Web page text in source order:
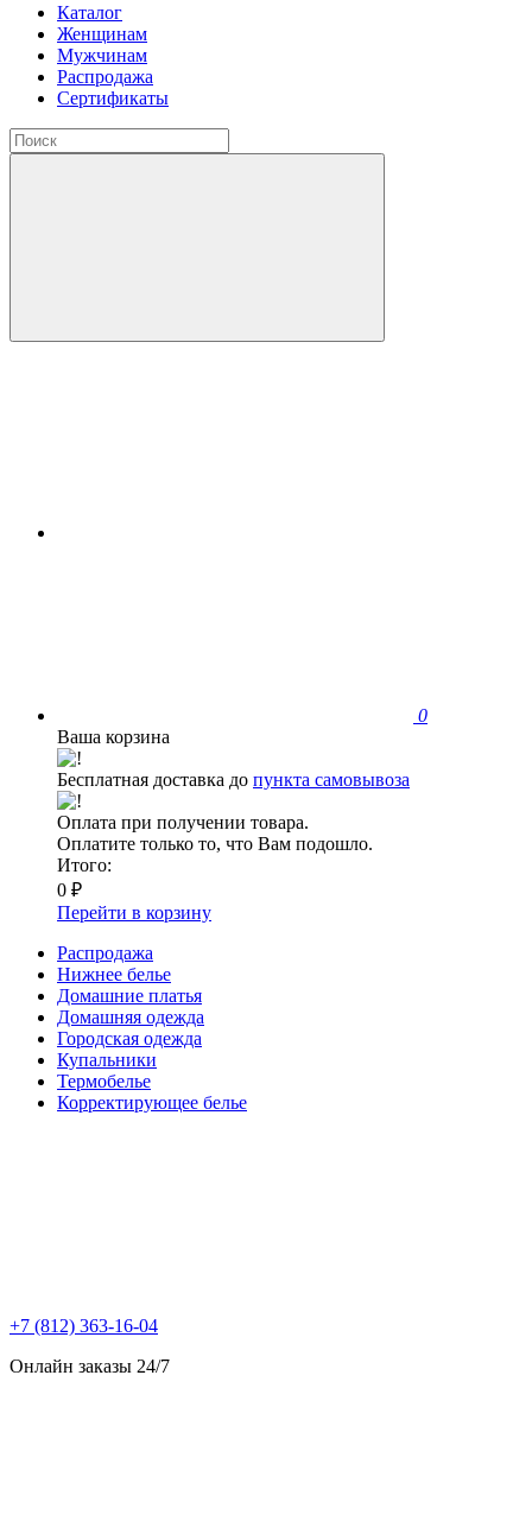
Каталог
Женщинам
Мужчинам
Распродажа
Сертификаты
0
Ваша корзина
Бесплатная доставка до пункта самовывоза
Оплата при получении товара.
Оплатите только то, что Вам подошло.
Итого:
0 ₽
Перейти в корзину
Распродажа
Нижнее белье
Домашние платья
Домашняя одежда
Городская одежда
Купальники
Термобелье
Корректирующее белье
+7 (812) 363-16-04
Онлайн заказы 24/7